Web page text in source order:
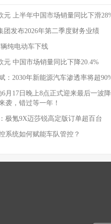
元 上半年中国市场销量同比下滑
团发布2026年第二季度财务业绩
纯电动车下线
元 中国市场销量同比下降20.4%
：2030年新能源汽车渗透率将超
月17日晚上8点正式迎来最后一波
袭，错过等一年！
极氪9X迈莎锐高定版订单超百台
系统如何赋能车队管控？